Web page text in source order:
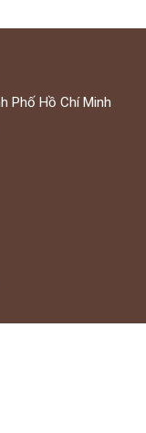
Phố Hồ Chí Minh